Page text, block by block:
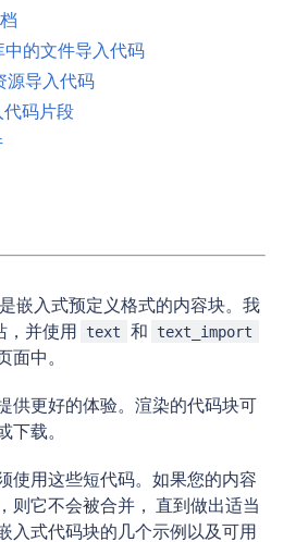
中的文件导入代码
源导入代码
代码片段
嵌入式预定义格式的内容块。我
，并使用
text 和 text_import
面中。
供更好的体验。渲染的代码块可
下载。
使用这些短代码。如果您的内容
则它不会被合并， 直到做出适当
入式代码块的几个示例以及可用